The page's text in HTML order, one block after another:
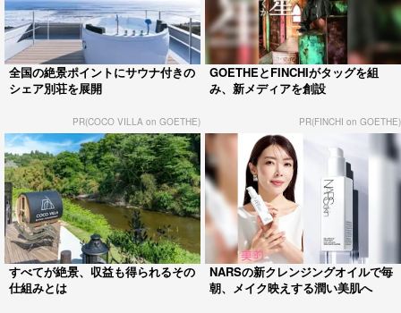
全国の絶景ポイントにサウナ付きの
シェア別荘を展開
PR(COCO VILLA on GOETHE)
GOETHEとFINCHIがタッグを組
み、新メディアを創設
PR(FINCHI on GOETHE)
すべてが絶景、収益も得られるその
仕組みとは
NARSの新クレンジングオイルで毎
朝、メイク映えする潤い美肌へ